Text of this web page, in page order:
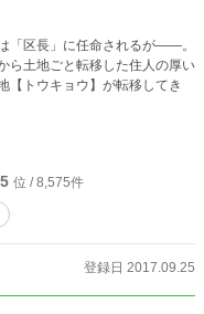
「区長」に任命されるが――。
ら土地ごと転移した住人の厚い
【トウキョウ】が転移してき
位 / 8,575件
登録日 2017.09.25